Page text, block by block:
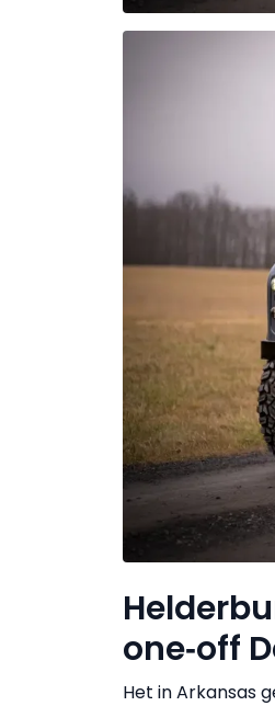
one‑off
Het in Arkansas